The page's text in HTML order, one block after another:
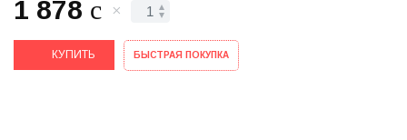
1 878 c
КУПИТЬ БЫСТРАЯ ПОКУПКА